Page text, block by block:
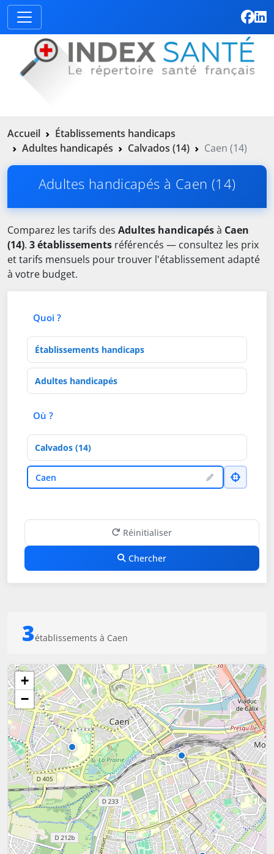
Accueil
Établissements handicaps
Adultes handicapés
Calvados (14) Caen (14)
Adultes handicapés à Caen (14)
Comparez les tarifs des Adultes handicapésà Caen
(14). 3 établissements référencés — consultez les prix
et tarifs mensuels pour trouver l'établissement adapté
à votre budget.
Quoi ?
Type d'établissement
Activités de soins
Où ?
Département
VilleCaen
Réinitialiser
Chercher
3établissements à Caen
+
−